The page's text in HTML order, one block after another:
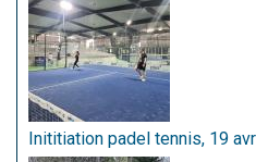
Inititiation padel tennis, 19